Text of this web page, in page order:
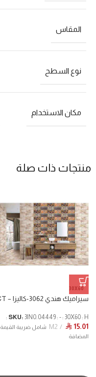
المقاس
نوع السطح
مكان الاستخدام
منتجات ذات صلة
30X60
سيراميك هندي 3062-كاليزا – CT
SKU: 3IN0.04449 : - : 30X60 : H :
⃁ 15.01
M2 شامل ضريبة القيمة
المضافة